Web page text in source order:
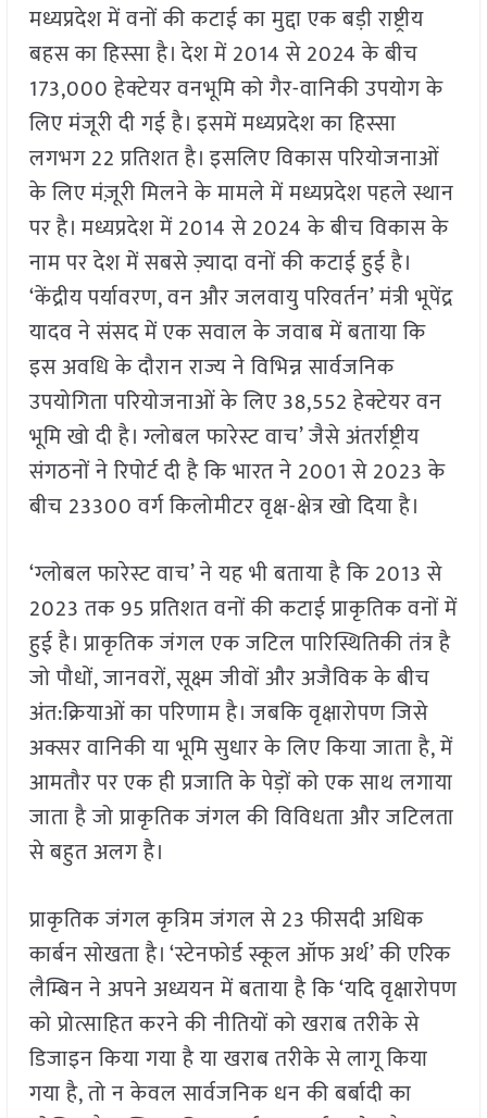
मध्यप्रदेश में वनों की कटाई का मुद्दा एक बड़ी राष्ट्रीय
बहस का हिस्सा है। देश में 2014 से 2024 के बीच
173,000 हेक्टेयर वनभूमि को गैर-वानिकी उपयोग के
लिए मंजूरी दी गई है। इसमें मध्यप्रदेश का हिस्सा
लगभग 22 प्रतिशत है। इसलिए विकास परियोजनाओं
के लिए मंज़ूरी मिलने के मामले में मध्यप्रदेश पहले स्थान
पर है। मध्यप्रदेश में 2014 से 2024 के बीच विकास के
नाम पर देश में सबसे ज़्यादा वनों की कटाई हुई है।
‘केंद्रीय पर्यावरण, वन और जलवायु परिवर्तन’ मंत्री भूपेंद्र
यादव ने संसद में एक सवाल के जवाब में बताया कि
इस अवधि के दौरान राज्य ने विभिन्न सार्वजनिक
उपयोगिता परियोजनाओं के लिए 38,552 हेक्टेयर वन
भूमि खो दी है। ग्लोबल फारेस्ट वाच’ जैसे अंतर्राष्ट्रीय
संगठनों ने रिपोर्ट दी है कि भारत ने 2001 से 2023 के
बीच 23300 वर्ग किलोमीटर वृक्ष-क्षेत्र खो दिया है।
‘ग्लोबल फारेस्ट वाच’ ने यह भी बताया है कि 2013 से
2023 तक 95 प्रतिशत वनों की कटाई प्राकृतिक वनों में
हुई है। प्राकृतिक जंगल एक जटिल पारिस्थितिकी तंत्र है
जो पौधों, जानवरों, सूक्ष्म जीवों और अजैविक के बीच
अंत:क्रियाओं का परिणाम है। जबकि वृक्षारोपण जिसे
अक्सर वानिकी या भूमि सुधार के लिए किया जाता है, में
आमतौर पर एक ही प्रजाति के पेड़ों को एक साथ लगाया
जाता है जो प्राकृतिक जंगल की विविधता और जटिलता
से बहुत अलग है।
प्राकृतिक जंगल कृत्रिम जंगल से 23 फीसदी अधिक
कार्बन सोखता है। ‘स्टेनफोर्ड स्कूल ऑफ अर्थ’ की एरिक
लैम्बिन ने अपने अध्ययन में बताया है कि ‘यदि वृक्षारोपण
को प्रोत्साहित करने की नीतियों को खराब तरीके से
डिजाइन किया गया है या खराब तरीके से लागू किया
गया है, तो न केवल सार्वजनिक धन की बर्बादी का